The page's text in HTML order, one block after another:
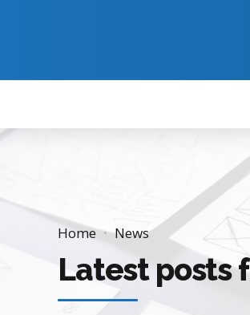
Home News
Latest posts